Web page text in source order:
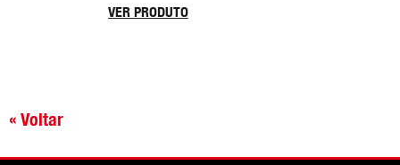
VER PRODUTO
« Voltar